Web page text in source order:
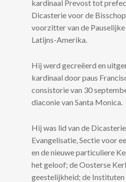
kardinaal Prevost tot
Dicasterie voor de
voorzitter van de
Latijns-Amerika.
Hij werd gecreëerd en
kardinaal door paus
consistorie van 30
diaconie van Santa Monica.
Hij was lid van de
Evangelisatie, Sectie voor
en de nieuwe particuliere
het geloof; de Oosterse
geestelijkheid; de